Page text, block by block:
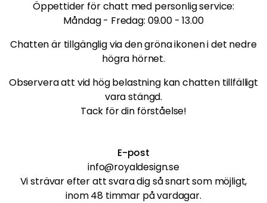
Öppettider för chatt med personlig service:
Måndag - Fredag: 09.00 - 13.00
Chatten är tillgänglig via den gröna ikonen i det nedre
högra hörnet.
Observera att vid hög belastning kan chatten tillfälligt
vara stängd.
Tack för din förståelse!
E-post
info@royaldesign.se
Vi strävar efter att svara dig så snart som möjligt,
inom 48 timmar på vardagar.